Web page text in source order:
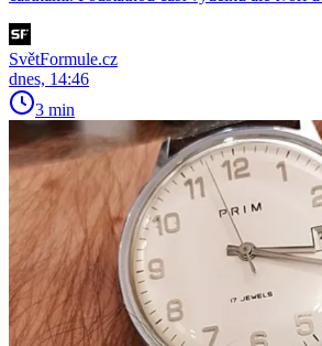
SvětFormule.cz
dnes, 14:46
3 min